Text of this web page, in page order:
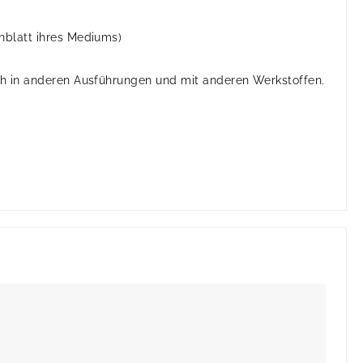
ihres Mediums)
in anderen Ausführungen und mit anderen Werkstoffen.